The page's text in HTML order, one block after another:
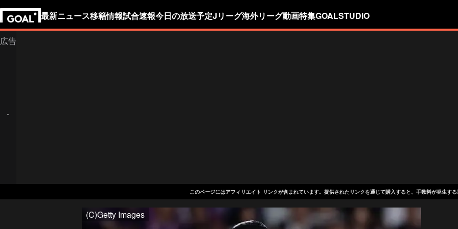
最新ニュース移籍情報試合速報今日の放送予定Jリーグ海外リーグ動画特集GOALSTUDIO
このページにはアフィリエイト リンクが含まれています。提供されたリンクを通じて購入すると、手数料が発生する
(C)Getty Images